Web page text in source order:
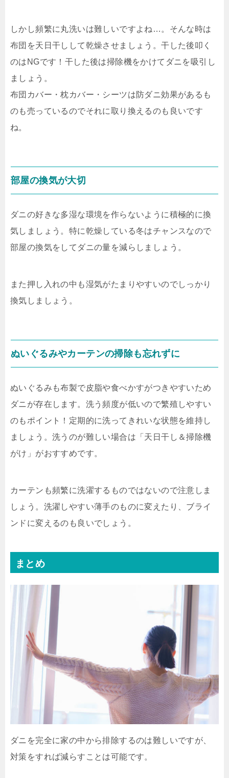
しかし頻繁に丸洗いは難しいですよね…。そんな時は
布団を天日干しして乾燥させましょう。干した後叩く
のはNGです！干した後は掃除機をかけてダニを吸引し
ましょう。
布団カバー・枕カバー・シーツは防ダニ効果があるも
のも売っているのでそれに取り換えるのも良いです
ね。
部屋の換気が大切
ダニの好きな多湿な環境を作らないように積極的に換
気しましょう。特に乾燥している冬はチャンスなので
部屋の換気をしてダニの量を減らしましょう。
また押し入れの中も湿気がたまりやすいのでしっかり
換気しましょう。
ぬいぐるみやカーテンの掃除も忘れずに
ぬいぐるみも布製で皮脂や食べかすがつきやすいため
ダニが存在します。洗う頻度が低いので繁殖しやすい
のもポイント！定期的に洗ってきれいな状態を維持し
ましょう。洗うのが難しい場合は「天日干し＆掃除機
がけ」がおすすめです。
カーテンも頻繁に洗濯するものではないので注意しま
しょう。洗濯しやすい薄手のものに変えたり、ブライ
ンドに変えるのも良いでしょう。
まとめ
ダニを完全に家の中から排除するのは難しいですが、
対策をすれば減らすことは可能です。